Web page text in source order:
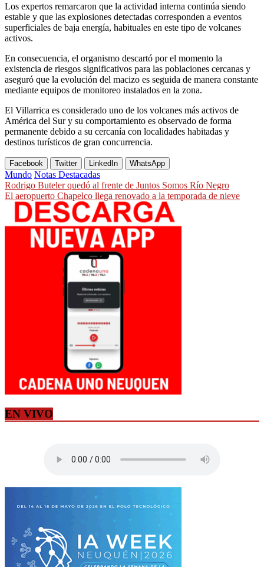
Los expertos remarcaron que la actividad interna continúa siendo
estable y que las explosiones detectadas corresponden a eventos
superficiales de baja energía, habituales en este tipo de volcanes
activos.
En consecuencia, el organismo descartó por el momento la
existencia de riesgos significativos para las poblaciones cercanas y
aseguró que la evolución del macizo es seguida de manera constante
mediante equipos de monitoreo instalados en la zona.
El Villarrica es considerado uno de los volcanes más activos de
América del Sur y su comportamiento es observado de forma
permanente debido a su cercanía con localidades habitadas y
destinos turísticos de gran concurrencia.
Facebook Twitter LinkedIn WhatsApp
Mundo Notas Destacadas
Navegación
de
entradas
Rodrigo Buteler quedó al frente de Juntos Somos Río Negro
El aeropuerto Chapelco llega renovado a la temporada de nieve
EN VIVO